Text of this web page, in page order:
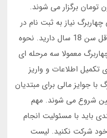
جوایزی تا 10 میلیون تومان برگزار می شوند.
نیاز به ثبت نام در
سایت های معتبر و رعایت حداقل سن 18 سال دارید. نحوه
معمولا سه مرحله ای
اطلاعات و واریز
جوایز مالی برای مبتدیان
شروع می شوند. مهم
باید با مسئولیت انجام
شرکت نکنید. لیست